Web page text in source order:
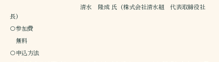
清水 隆成 氏（株式会社清水組 代表取締役社
長）
○参加費
無料
○申込方法